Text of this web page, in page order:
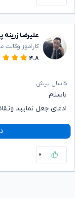
علیرضا زرینه
کاراموز وکالت
۴.۸
۵ سال پیش
باسلام
ادعای جعل نمایید
۰